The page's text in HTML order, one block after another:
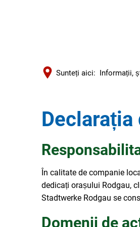
Sunteți aici: Informații,
În calitate de companie
dedicați orașului Rodgau,
Stadtwerke Rodgau se
Domenii de